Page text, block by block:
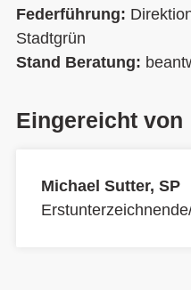
Federführung:
Stadtgrün
Stand Beratung:
Eingereicht von
Michael Sutter, SP